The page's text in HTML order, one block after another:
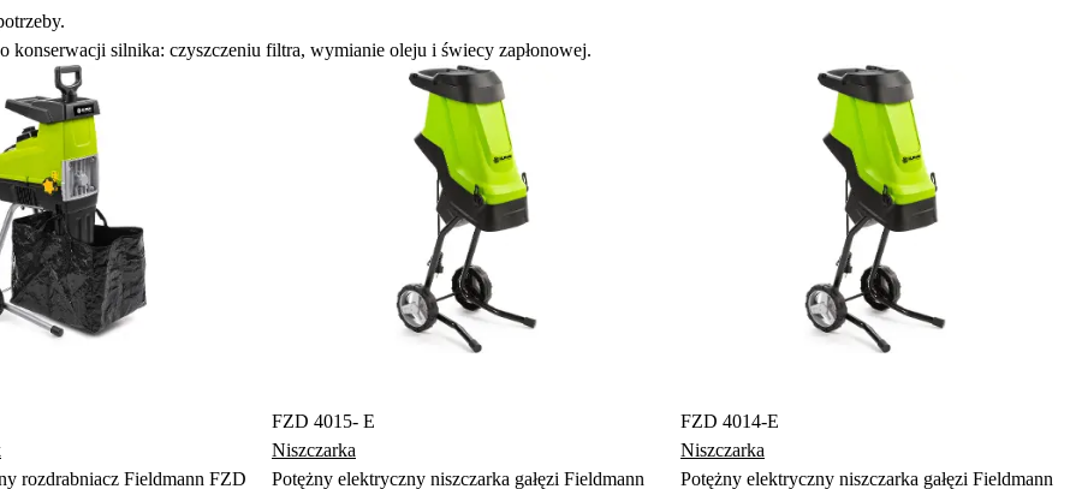
silnika: czyszczeniu filtra, wymianie oleju i świecy zapłonowej.
rozdrabniacz Fieldmann FZD
FZD 4015- E
Niszczarka
Potężny elektryczny niszczarka gałęzi Fieldmann
FZD 4014-E
Niszczarka
Potężny elektryczny niszczarka gałęzi Fieldmann